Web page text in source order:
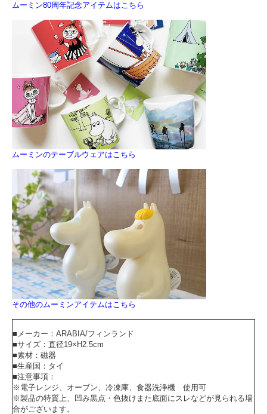
ムーミン80周年記念アイテムはこちら
ムーミンのテーブルウェアはこちら
その他のムーミンアイテムはこちら
■メーカー：ARABIA/フィンランド
■サイズ：直径19×H2.5cm
■素材：磁器
■生産国：タイ
■注意事項：
※電子レンジ、オーブン、冷凍庫、食器洗浄機 使用可
※製品の特質上、凹み黒点・色抜けまた底面にスレなどが見られる場
合がございます。